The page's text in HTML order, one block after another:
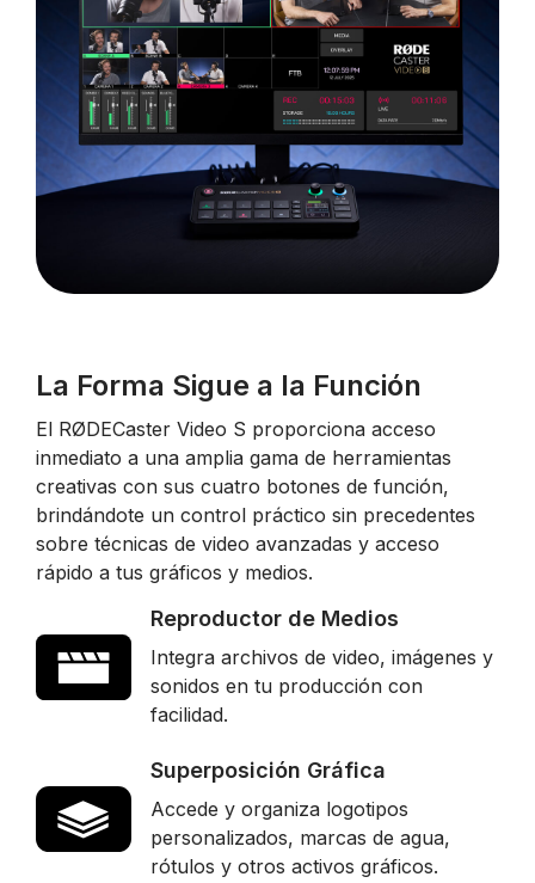
La Forma Sigue a la Función
El RØDECaster Video S proporciona acceso
inmediato a una amplia gama de herramientas
creativas con sus cuatro botones de función,
brindándote un control práctico sin precedentes
sobre técnicas de video avanzadas y acceso
rápido a tus gráficos y medios.
Reproductor de Medios
Integra archivos de video, imágenes y
sonidos en tu producción con
facilidad.
Superposición Gráfica
Accede y organiza logotipos
personalizados, marcas de agua,
rótulos y otros activos gráficos.